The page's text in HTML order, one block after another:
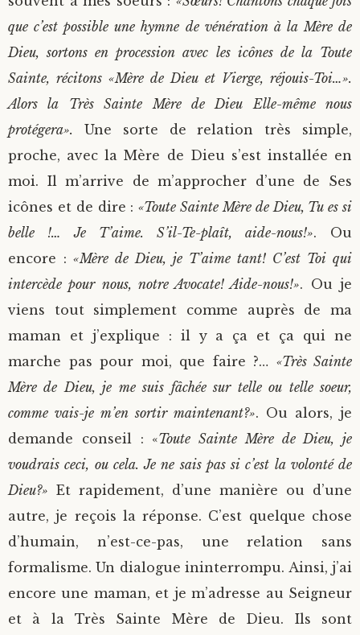
que c’est possible une hymne de vénération à la Mère de
Dieu, sortons en procession avec les icônes de la Toute
Sainte, récitons «Mère de Dieu et Vierge, réjouis-Toi…».
Alors la Très Sainte Mère de Dieu Elle-même nous
protégera». Une sorte de relation très simple,
proche, avec la Mère de Dieu s’est installée en
moi. Il m’arrive de m’approcher d’une de Ses
icônes et de dire :«Toute Sainte Mère de Dieu, Tu es si
belle !… Je T’aime. S’il-Te-plaît, aide-nous!». Ou
encore : «Mère de Dieu, je T’aime tant! C’est Toi qui
intercède pour nous, notre Avocate! Aide-nous!». Ou je
viens tout simplement comme auprès de ma
maman et j’explique : il y a ça et ça qui ne
marche pas pour moi, que faire ?… «Très Sainte
Mère de Dieu, je me suis fâchée sur telle ou telle soeur,
comme vais-je m’en sortir maintenant?». Ou alors, je
demande conseil : «Toute Sainte Mère de Dieu, je
voudrais ceci, ou cela. Je ne sais pas si c’est la volonté de
Dieu?» Et rapidement, d’une manière ou d’une
autre, je reçois la réponse. C’est quelque chose
d’humain, n’est-ce-pas, une relation sans
formalisme. Un dialogue ininterrompu. Ainsi, j’ai
encore une maman, et je m’adresse au Seigneur
et à la Très Sainte Mère de Dieu. Ils sont